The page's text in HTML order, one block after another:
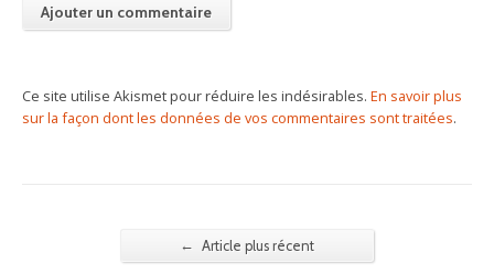
Ce site utilise Akismet pour réduire les indésirables. En savoir plus
sur la façon dont les données de vos commentaires sont traitées.
← Article plus récent